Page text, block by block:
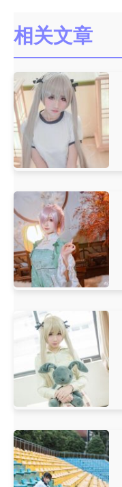
相关文章